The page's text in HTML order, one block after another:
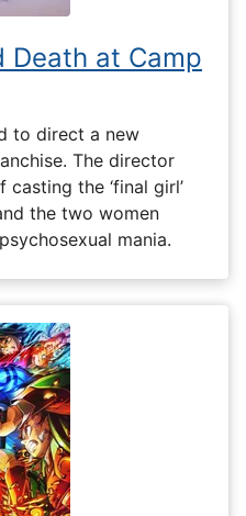
Death at Camp
to direct a new
The director
the ‘final girl’
the two women
mania.